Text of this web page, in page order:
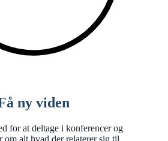
ny viden
for at deltage i konferencer og
om alt hvad der relaterer sig til